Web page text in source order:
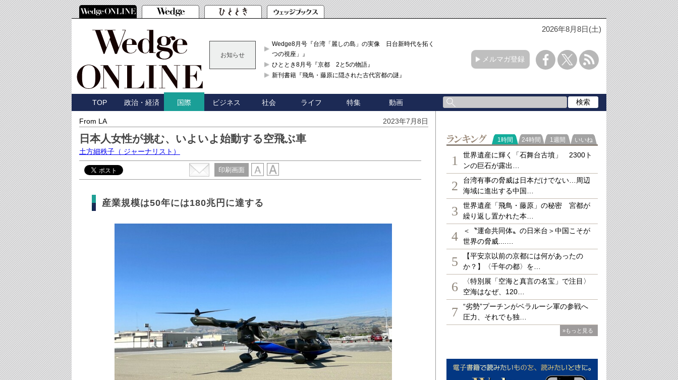
2026年8月8日(土)
お知らせ
Wedge8月号『台湾「麗しの島」の実像 日台新時代を拓く「3
つの視座」』
ひととき8月号『京都 2と5の物語』
新刊書籍『飛鳥・藤原に隠された古代宮都の謎』
メルマガ登録
TOP 政治・経済 国際 ビジネス 社会 ライフ 特集 動画
From LA 2023年7月8日
日本人女性が挑む、いよいよ始動する空飛ぶ車
土方細秩子 （ ジャーナリスト）
印刷画面
産業規模は50年には180兆円に達する
ランキング
1時間 24時間 1週間 いいね
1
世界遺産に輝く「石舞台古墳」 2300ト
ンの巨石が露出…
2
台湾有事の脅威は日本だけでない…周辺
海域に進出する中国…
3
世界遺産「飛鳥・藤原」の秘密 宮都が
繰り返し置かれた本…
4
＜〝運命共同体〟の日米台＞中国こそが
世界の脅威....…
5
【平安京以前の京都には何があったの
か？】〈千年の都〉を…
6
〈特別展「空海と真言の名宝」で注目〉
空海はなぜ、120…
7
“劣勢”プーチンがベラルーシ軍の参戦へ
圧力、それでも独…
»もっと見る